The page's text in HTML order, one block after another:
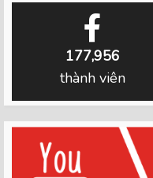
177,956
thành viên